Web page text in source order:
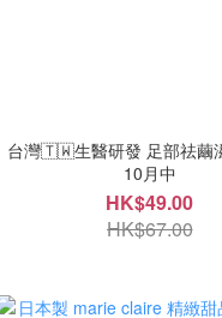
台灣🇹🇼生醫研發 足部祛繭
10月中
HK$49.00
HK$67.00